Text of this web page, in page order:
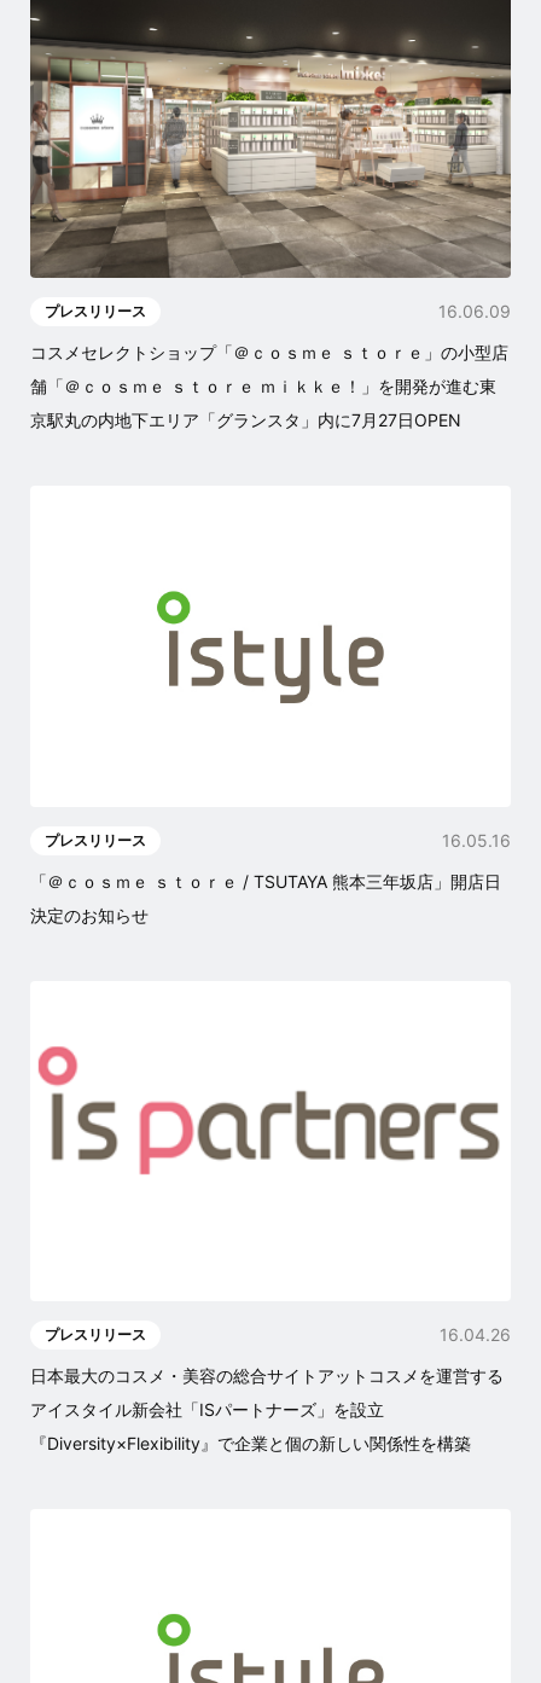
プレスリリース
16.06.09
コスメセレクトショップ「＠ｃｏｓｍｅ ｓｔｏｒｅ」の小型店
舗「＠ｃｏｓｍｅ ｓｔｏｒｅ ｍｉｋｋｅ！」を開発が進む東
京駅丸の内地下エリア「グランスタ」内に7月27日OPEN
プレスリリース
16.05.16
「＠ｃｏｓｍｅ ｓｔｏｒｅ / TSUTAYA 熊本三年坂店」開店日
決定のお知らせ
プレスリリース
16.04.26
日本最大のコスメ・美容の総合サイトアットコスメを運営する
アイスタイル新会社「ISパートナーズ」を設立
『Diversity×Flexibility』で企業と個の新しい関係性を構築